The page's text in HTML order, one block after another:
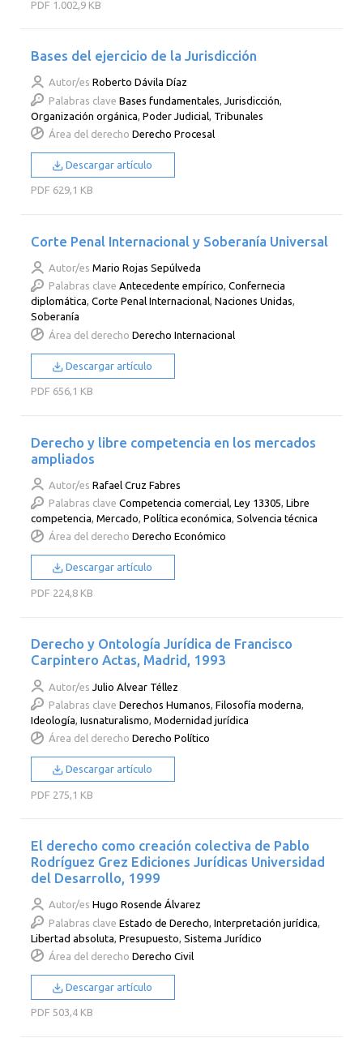
PDF 1.002,9 KB
Bases del ejercicio de la Jurisdicción
Autor/es Roberto Dávila Díaz
Palabras clave Bases fundamentales Jurisdicción
Organización orgánica ,Poder Judicial Tribunales
Área del derecho Derecho Procesal
Descargar artículo
PDF 629,1 KB
Corte Penal Internacional y Soberanía Universal
Autor/es Mario Rojas Sepúlveda
Palabras clave Antecedente empírico,Confernecia
diplomática,Corte Penal Internacional,Naciones Unidas,
Soberanía
Área del derecho Derecho Internacional
Descargar artículo
PDF 656,1 KB
Derecho y libre competencia en los mercados
ampliados
Autor/es Rafael Cruz Fabres
Palabras clave Competencia comercial,Ley 13305,Libre
competencia,Mercado,Política económica,Solvencia técnica
Área del derecho Derecho Económico
Descargar artículo
PDF 224,8 KB
Derecho y Ontología Jurídica de Francisco
Carpintero Actas, Madrid, 1993
Autor/es Julio Alvear Téllez
Palabras clave Derechos Humanos,Filosofía moderna,
Ideología,Iusnaturalismo,Modernidad jurídica
Área del derecho Derecho Político
Descargar artículo
PDF 275,1 KB
El derecho como creación colectiva de Pablo
Rodríguez Grez Ediciones Jurídicas Universidad
del Desarrollo, 1999
Autor/es Hugo Rosende Álvarez
Palabras clave Estado de Derecho ,Interpretación jurídica
Libertad absoluta ,Presupuesto ,Sistema Jurídico
Área del derecho Derecho Civil
Descargar artículo
PDF 503,4 KB